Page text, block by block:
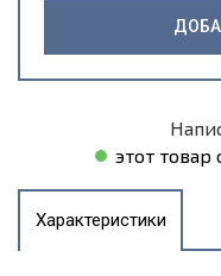
этот товар
Характеристики